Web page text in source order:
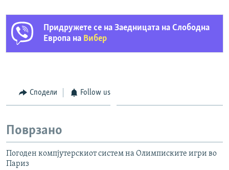
Придружете се на Заедницата на Слободна
Европа на Вибер
Сподели Follow us
Поврзано
Погоден компјутерскиот систем на Олимписките игри во
Париз